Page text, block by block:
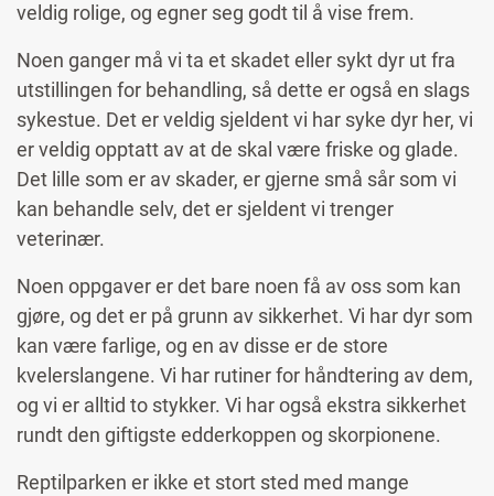
veldig rolige, og egner seg godt til å vise frem.
Noen ganger må vi ta et skadet eller sykt dyr ut fra
utstillingen for behandling, så dette er også en slags
sykestue. Det er veldig sjeldent vi har syke dyr her, vi
er veldig opptatt av at de skal være friske og glade.
Det lille som er av skader, er gjerne små sår som vi
kan behandle selv, det er sjeldent vi trenger
veterinær.
Noen oppgaver er det bare noen få av oss som kan
gjøre, og det er på grunn av sikkerhet. Vi har dyr som
kan være farlige, og en av disse er de store
kvelerslangene. Vi har rutiner for håndtering av dem,
og vi er alltid to stykker. Vi har også ekstra sikkerhet
rundt den giftigste edderkoppen og skorpionene.
Reptilparken er ikke et stort sted med mange